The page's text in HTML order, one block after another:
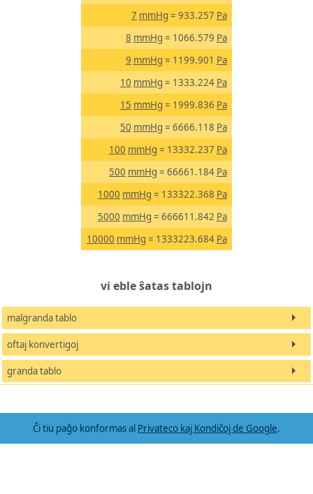
7 mmHg = 933.257 Pa
8 mmHg = 1066.579 Pa
9 mmHg = 1199.901 Pa
10 mmHg = 1333.224 Pa
15 mmHg = 1999.836 Pa
50 mmHg = 6666.118 Pa
100 mmHg = 13332.237 Pa
500 mmHg = 66661.184 Pa
1000 mmHg = 133322.368 Pa
5000 mmHg = 666611.842 Pa
10000 mmHg = 1333223.684 Pa
vi eble ŝatas tablojn
malgranda tablo
oftaj konvertigoj
granda tablo
Ĉi tiu paĝo konformas al Privateco kaj Kondiĉoj de Google.